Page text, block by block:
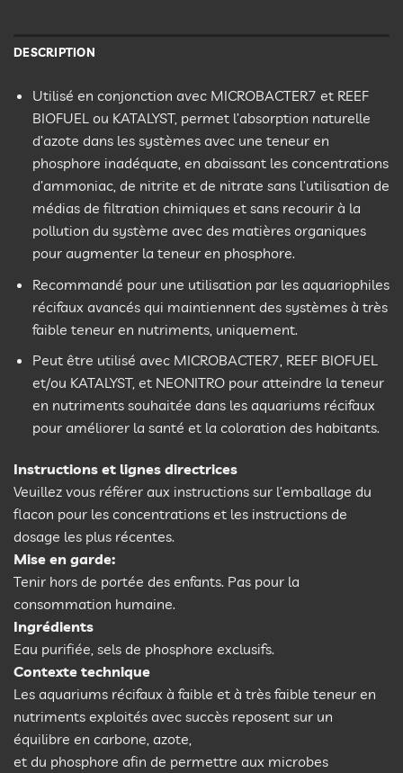
DESCRIPTION
Utilisé en conjonction avec MICROBACTER7 et REEF
BIOFUEL ou KATALYST, permet l’absorption naturelle
d’azote dans les systèmes avec une teneur en
phosphore inadéquate, en abaissant les concentrations
d’ammoniac, de nitrite et de nitrate sans l’utilisation de
médias de filtration chimiques et sans recourir à la
pollution du système avec des matières organiques
pour augmenter la teneur en phosphore.
Recommandé pour une utilisation par les aquariophiles
récifaux avancés qui maintiennent des systèmes à très
faible teneur en nutriments, uniquement.
Peut être utilisé avec MICROBACTER7, REEF BIOFUEL
et/ou KATALYST, et NEONITRO pour atteindre la teneur
en nutriments souhaitée dans les aquariums récifaux
pour améliorer la santé et la coloration des habitants.
Instructions et lignes directrices
Veuillez vous référer aux instructions sur l’emballage du
flacon pour les concentrations et les instructions de
dosage les plus récentes.
Mise en garde:
Tenir hors de portée des enfants. Pas pour la
consommation humaine.
Ingrédients
Eau purifiée, sels de phosphore exclusifs.
Contexte technique
Les aquariums récifaux à faible et à très faible teneur en
nutriments exploités avec succès reposent sur un
équilibre en carbone, azote,
et du phosphore afin de permettre aux microbes